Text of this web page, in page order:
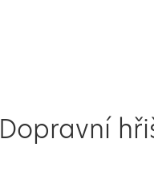
Dopravní